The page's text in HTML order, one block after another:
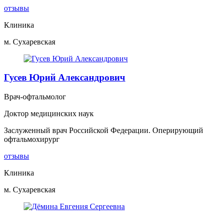
отзывы
Клиника
м. Сухаревская
Гусев Юрий Александрович
Врач-офтальмолог
Доктор медицинских наук
Заслуженный врач Российской Федерации. Оперирующий
офтальмохирург
отзывы
Клиника
м. Сухаревская